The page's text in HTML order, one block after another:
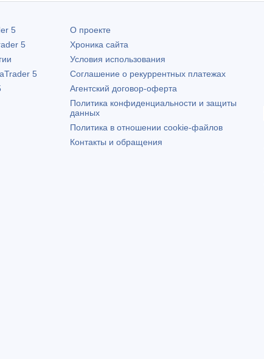
5
5
5
О проекте
Хроника сайта
Условия использования
Соглашение о рекуррентных платежах
Агентский договор-оферта
Политика конфиденциальности и защиты
данных
Политика в отношении cookie-файлов
Контакты и обращения